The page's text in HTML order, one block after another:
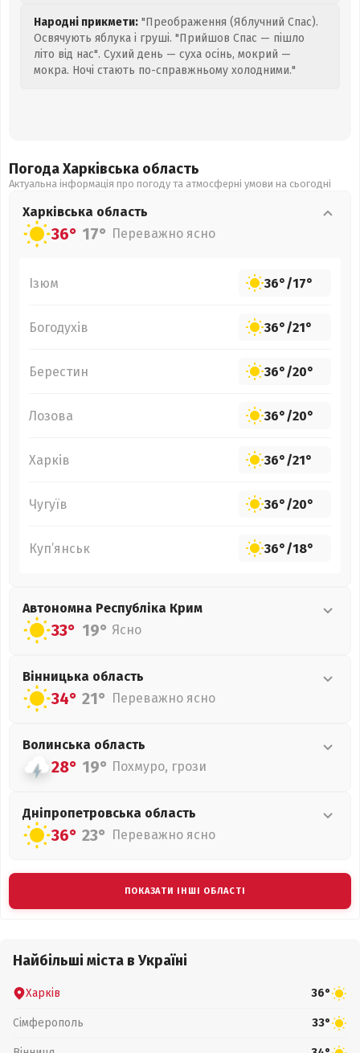
Народні прикмети: "Преображення (Яблучний Спас).
Освячують яблука і груші. "Прийшов Спас — пішло
літо від нас". Сухий день — суха осінь, мокрий —
мокра. Ночі стають по-справжньому холодними."
Погода Харківська область
Актуальна інформація про погоду та атмосферні умови на сьогодні
Харківська область
36° 17° Переважно ясно
Ізюм 36°/17°
Богодухів 36°/21°
Берестин 36°/20°
Лозова 36°/20°
Харків 36°/21°
Чугуїв 36°/20°
Куп’янськ 36°/18°
Автономна Республіка Крим
33° 19° Ясно
Вінницька область
34° 21° Переважно ясно
Волинська область
28° 19° Похмуро, грози
Дніпропетровська область
36° 23° Переважно ясно
ПОКАЗАТИ ІНШІ ОБЛАСТІ
Найбільші міста в Україні
Харків 36°
Сімферополь 33°